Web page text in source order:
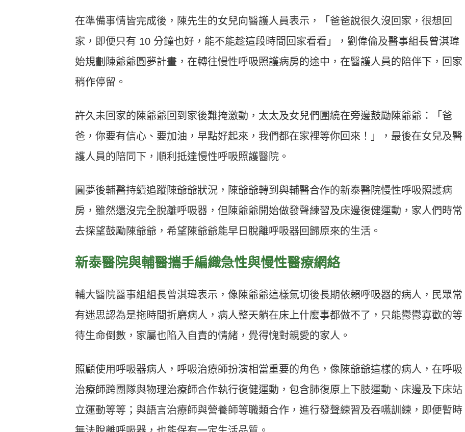
在準備事情皆完成後，陳先生的女兒向醫護人員表示，「爸爸說很久沒回家，很想回
家，即便只有 10 分鐘也好，能不能趁這段時間回家看看」，劉偉倫及醫事組長曾淇瑋
始規劃陳爺爺圓夢計畫，在轉往慢性呼吸照護病房的途中，在醫護人員的陪伴下，回家
稍作停留。
許久未回家的陳爺爺回到家後難掩激動，太太及女兒們圍繞在旁邊鼓勵陳爺爺：「爸
爸，你要有信心、要加油，早點好起來，我們都在家裡等你回來！」，最後在女兒及醫
護人員的陪同下，順利抵達慢性呼吸照護醫院。
圓夢後輔醫持續追蹤陳爺爺狀況，陳爺爺轉到與輔醫合作的新泰醫院慢性呼吸照護病
房，雖然還沒完全脫離呼吸器，但陳爺爺開始做發聲練習及床邊復健運動，家人們時常
去探望鼓勵陳爺爺，希望陳爺爺能早日脫離呼吸器回歸原來的生活。
新泰醫院與輔醫攜手編織急性與慢性醫療網絡
輔大醫院醫事組組長曾淇瑋表示，像陳爺爺這樣氣切後長期依賴呼吸器的病人，民眾常
有迷思認為是拖時間折磨病人，病人整天躺在床上什麼事都做不了，只能鬱鬱寡歡的等
待生命倒數，家屬也陷入自責的情緒，覺得愧對親愛的家人。
照顧使用呼吸器病人，呼吸治療師扮演相當重要的角色，像陳爺爺這樣的病人，在呼吸
治療師跨團隊與物理治療師合作執行復健運動，包含肺復原上下肢運動、床邊及下床站
立運動等等；與語言治療師與營養師等職類合作，進行發聲練習及吞嚥訓練，即便暫時